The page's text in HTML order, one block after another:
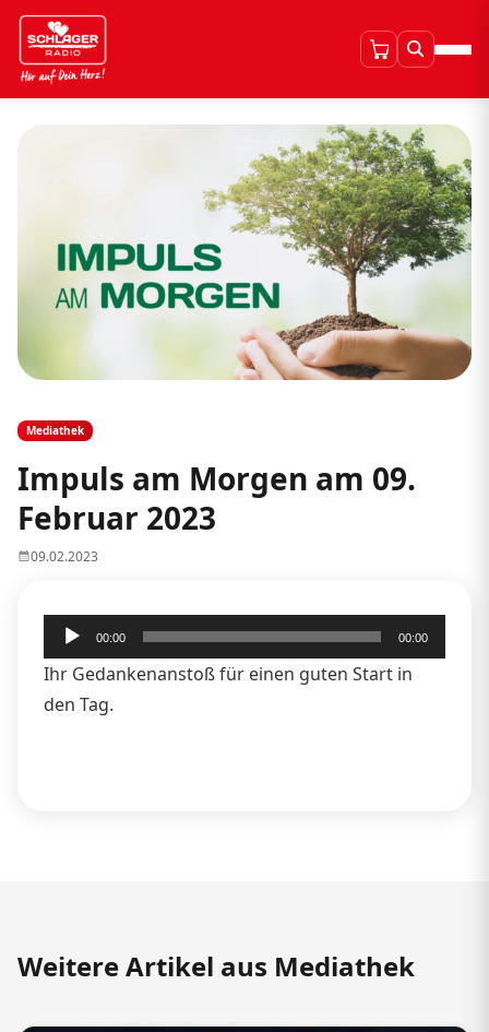
Mediathek
Impuls am Morgen am 09.
Februar 2023
09.02.2023
Audio-
Player
00:00 00:00
Ihr Gedankenanstoß für einen guten Start in
den Tag.
Weitere Artikel aus Mediathek